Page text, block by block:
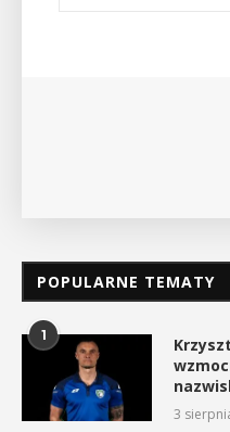
POPULARNE TEMATY
1
3